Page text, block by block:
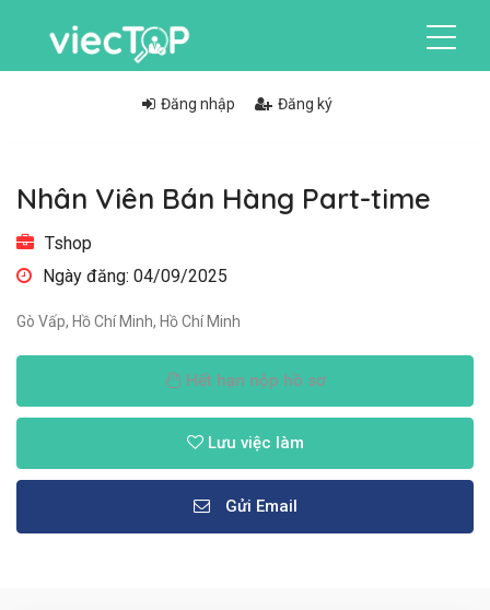
Đăng nhập Đăng ký
Nhân Viên Bán Hàng Part-time
Tshop
Ngày đăng: 04/09/2025
Gò Vấp, Hồ Chí Minh, Hồ Chí Minh
Hết hạn nộp hồ sơ
Lưu việc làm
Gửi Email